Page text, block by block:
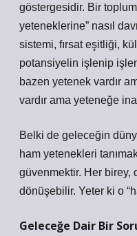
göstergesidir. Bir
yeteneklerine” nasıl
sistemi, fırsat eşitliği,
potansiyelin işlenip
bazen yetenek vardır
vardır ama yeteneğe
Belki de geleceğin
ham yetenekleri
güvenmektir. Her birey,
dönüşebilir. Yeter ki o
Geleceğe Dair Bir